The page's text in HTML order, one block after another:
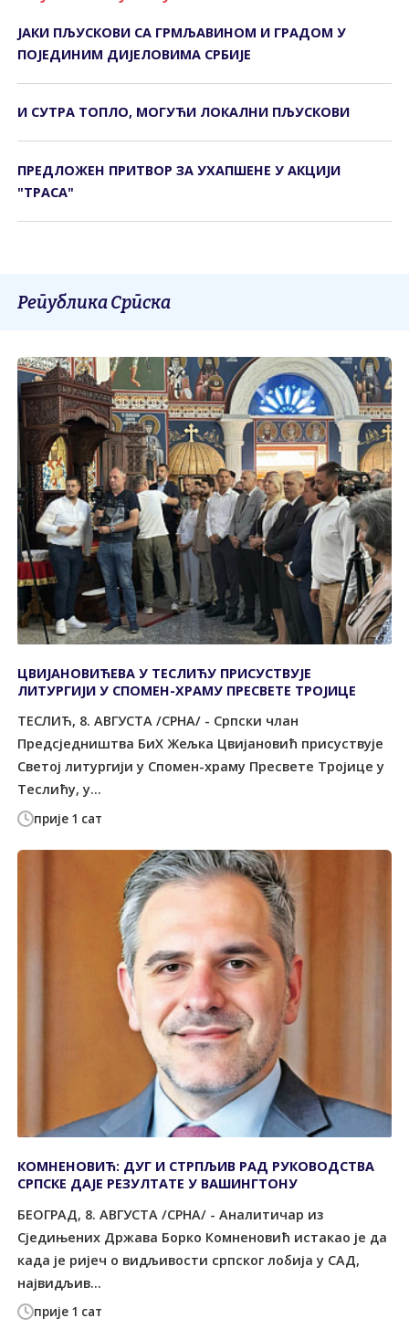
ЈАКИ ПЉУСКОВИ СА ГРМЉАВИНОМ И ГРАДОМ У
ПОЈЕДИНИМ ДИЈЕЛОВИМА СРБИЈЕ
И СУТРА ТОПЛО, МОГУЋИ ЛОКАЛНИ ПЉУСКОВИ
ПРЕДЛОЖЕН ПРИТВОР ЗА УХАПШЕНЕ У АКЦИЈИ
"ТРАСА"
Република Српска
прије 1 сат
ЦВИЈАНОВИЋЕВА У ТЕСЛИЋУ ПРИСУСТВУЈЕ
ЛИТУРГИЈИ У СПОМЕН-ХРАМУ ПРЕСВЕТЕ ТРОЈИЦЕ
ТЕСЛИЋ, 8. АВГУСТА /СРНА/ - Српски члан
Предсједништва БиХ Жељка Цвијановић присуствује
Светој литургији у Спомен-храму Пресвете Тројице у
Теслићу, у...
прије 1 сат
КОМНЕНОВИЋ: ДУГ И СТРПЉИВ РАД РУКОВОДСТВА
СРПСКЕ ДАЈЕ РЕЗУЛТАТЕ У ВАШИНГТОНУ
БЕОГРАД, 8. АВГУСТА /СРНА/ - Аналитичар из
Сједињених Држава Борко Комненовић истакао је да
када је ријеч о видљивости српског лобија у САД,
највидљив...